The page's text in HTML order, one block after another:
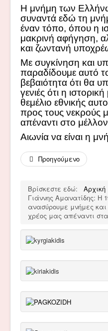
Η μνήμη των
συναντά εδώ τη
έναν τόπο, όπου η
μακρινή αφήγηση,
και ζωντανή
Με συγκίνηση και
παραδίδουμε αυτό
βεβαιότητα ότι θα
γενιές ότι η
θεμέλιο εθνικής
προς τους νεκρούς
απέναντι στο
Αιωνία να είναι η
Προηγούμενο
Βρίσκεστε εδώ: Αρχική
Γιάννης Αμανατίδης: Η
ανασύρουμε μνήμες
χρέος μας απέναντι